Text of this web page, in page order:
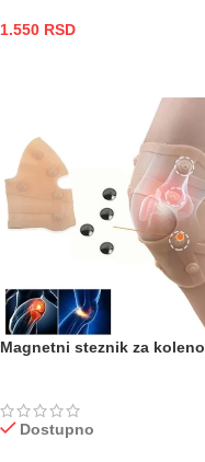
1.550 RSD
Magnetni steznik za koleno
Dostupno